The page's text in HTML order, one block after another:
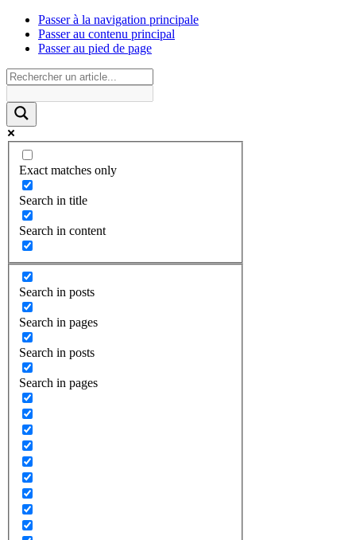
Passer à la navigation principale
Passer au contenu principal
Passer au pied de page
Exact matches only
Search in title
Search in content
Search in posts
Search in pages
Search in posts
Search in pages